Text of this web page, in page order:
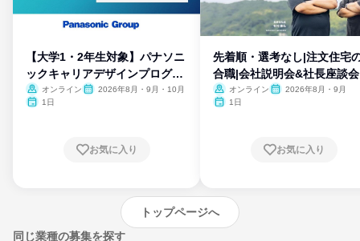
【大学1・2年生対象】パナソニ
ックキャリアデザインプログラ
ム
オンライン
2026年8月・9月・10月
1日
お気に入り
先着順・選考なし|注文住宅
合職|会社説明会&社長座談会
オンライン
2026年8月・9月
1日
お気に入り
トップページへ
同じ業種の募集を探す